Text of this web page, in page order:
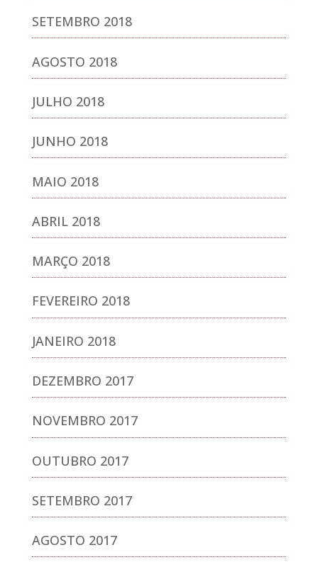
SETEMBRO 2018
AGOSTO 2018
JULHO 2018
JUNHO 2018
MAIO 2018
ABRIL 2018
MARÇO 2018
FEVEREIRO 2018
JANEIRO 2018
DEZEMBRO 2017
NOVEMBRO 2017
OUTUBRO 2017
SETEMBRO 2017
AGOSTO 2017